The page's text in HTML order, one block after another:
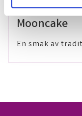
29 maj 2024
Mooncake
En smak av